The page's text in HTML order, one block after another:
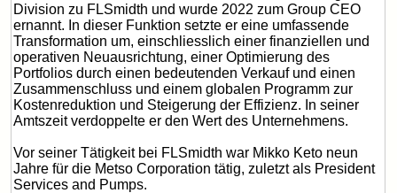
Division zu FLSmidth und wurde 2022 zum Group CEO
ernannt. In dieser Funktion setzte er eine umfassende
Transformation um, einschliesslich einer finanziellen und
operativen Neuausrichtung, einer Optimierung des
Portfolios durch einen bedeutenden Verkauf und einen
Zusammenschluss und einem globalen Programm zur
Kostenreduktion und Steigerung der Effizienz. In seiner
Amtszeit verdoppelte er den Wert des Unternehmens.
Vor seiner Tätigkeit bei FLSmidth war Mikko Keto neun
Jahre für die Metso Corporation tätig, zuletzt als President
Services and Pumps.